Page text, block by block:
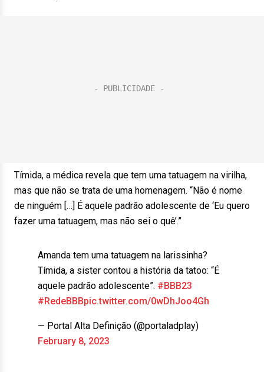
Tímida, a médica revela que tem uma tatuagem na virilha,
mas que não se trata de uma homenagem. “Não é nome
de ninguém […] É aquele padrão adolescente de ‘Eu quero
fazer uma tatuagem, mas não sei o quê’.”
Amanda tem uma tatuagem na larissinha?
Tímida, a sister contou a história da tatoo: “É
aquele padrão adolescente”. #BBB23
#RedeBBBpic.twitter.com/0wDhJoo4Gh
— Portal Alta Definição (@portaladplay)
February 8, 2023